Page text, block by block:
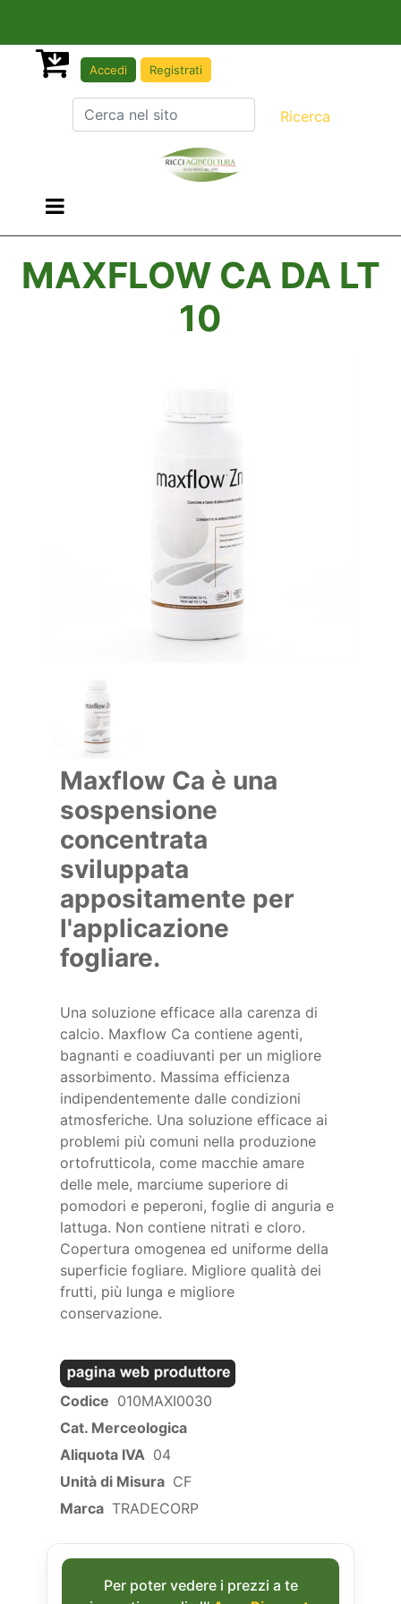
Accedi Registrati
Open menu
MAXFLOW CA DA LT
10
Maxflow Ca è una
sospensione
concentrata
sviluppata
appositamente per
l'applicazione
fogliare.
Una soluzione efficace alla carenza di
calcio. Maxflow Ca contiene agenti,
bagnanti e coadiuvanti per un migliore
assorbimento. Massima efficienza
indipendentemente dalle condizioni
atmosferiche. Una soluzione efficace ai
problemi più comuni nella produzione
ortofrutticola, come macchie amare
delle mele, marciume superiore di
pomodori e peperoni, foglie di anguria e
lattuga. Non contiene nitrati e cloro.
Copertura omogenea ed uniforme della
superficie fogliare. Migliore qualità dei
frutti, più lunga e migliore
conservazione.
Codice 010MAXI0030
Cat. Merceologica
Aliquota IVA 04
Unità di Misura CF
Marca TRADECORP
Per poter vedere i prezzi a te